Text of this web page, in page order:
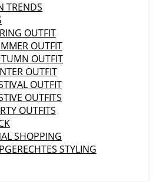
TRENDS
OUTFIT
OUTFIT
OUTFIT
OUTFIT
OUTFIT
OUTFITS
OUTFITS
SHOPPING
STYLING